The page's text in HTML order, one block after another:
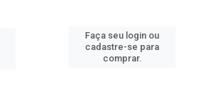
Faça seu login ou
cadastre-se para
comprar.